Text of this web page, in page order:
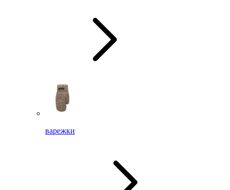
варежки